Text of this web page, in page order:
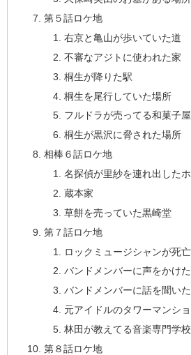
第５話ロケ地
右京と亀山が歩いていた道
不審なアジトに使われた家
桐生が降りた駅
桐生を尾行していた場所
フルドラが売ってる和菓子
桐生が黒沢に脅された場所
相棒６話ロケ地
名探偵が里紗を連れ出した
蔵本家
草餅を売っていた黒崎堂
第７話ロケ地
ロックミュージシャンが死
バンドメンバーに声をかけ
バンドメンバーに話を聞い
元アイドルのタワーマンシ
林田が教えてる音楽専門学校
第８話ロケ地